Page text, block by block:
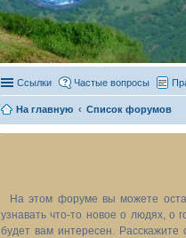
Ссылки Частые вопросы
На главную Список форумов
На этом форуме вы можете
узнавать что-то новое о людях, о
будет вам интересен. Расскажите